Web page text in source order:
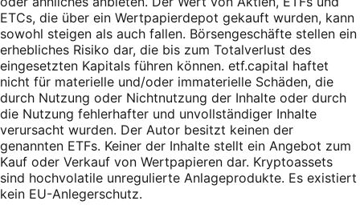
ETCs, die über ein Wertpapierdepot gekauft wurden, kann
sowohl steigen als auch fallen. Börsengeschäfte stellen ein
erhebliches Risiko dar, die bis zum Totalverlust des
eingesetzten Kapitals führen können. etf.capital haftet
nicht für materielle und/oder immaterielle Schäden, die
durch Nutzung oder Nichtnutzung der Inhalte oder durch
die Nutzung fehlerhafter und unvollständiger Inhalte
verursacht wurden. Der Autor besitzt keinen der
genannten ETFs. Keiner der Inhalte stellt ein Angebot zum
Kauf oder Verkauf von Wertpapieren dar. Kryptoassets
sind hochvolatile unregulierte Anlageprodukte. Es existiert
kein EU-Anlegerschutz.